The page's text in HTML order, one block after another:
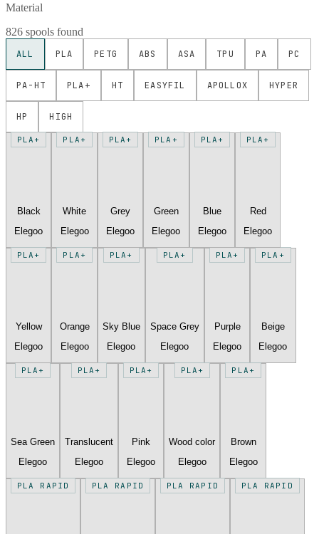
Material
826 spools found
ALL PLA PETG ABS ASA TPU PA PC
PA-HT PLA+ HT EASYFIL APOLLOX HYPER
HP HIGH
PLA+
Black
Elegoo
PLA+
White
Elegoo
PLA+
Grey
Elegoo
PLA+
Green
Elegoo
PLA+
Blue
Elegoo
PLA+
Red
Elegoo
PLA+
Yellow
Elegoo
PLA+
Orange
Elegoo
PLA+
Sky Blue
Elegoo
PLA+
Space Grey
Elegoo
PLA+
Purple
Elegoo
PLA+
Beige
Elegoo
PLA+
Sea Green
Elegoo
PLA+
Translucent
Elegoo
PLA+
Pink
Elegoo
PLA+
Wood color
Elegoo
PLA+
Brown
Elegoo
PLA RAPID PLA RAPID PLA RAPID PLA RAPID